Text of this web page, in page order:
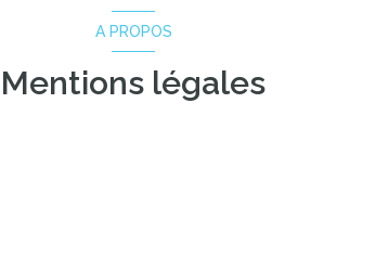
A PROPOS
Mentions légales